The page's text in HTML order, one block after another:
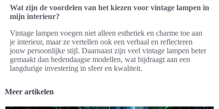
Wat zijn de voordelen van het kiezen voor vintage lampen in
mijn interieur?
Vintage lampen voegen niet alleen esthetiek en charme toe aan
je interieur, maar ze vertellen ook een verhaal en reflecteren
jouw persoonlijke stijl. Daarnaast zijn veel vintage lampen beter
gemaakt dan hedendaagse modellen, wat bijdraagt aan een
langdurige investering in sfeer en kwaliteit.
Meer artikelen